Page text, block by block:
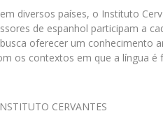
diversos países, o Instituto
de espanhol participam a
oferecer um conhecimento
os contextos em que a língua é
CERVANTES